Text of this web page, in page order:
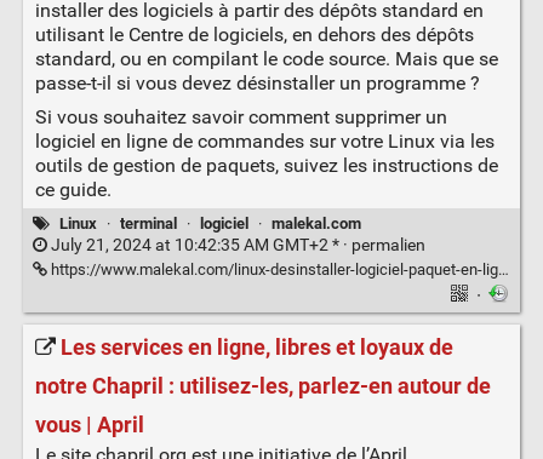
installer des logiciels à partir des dépôts standard en
utilisant le Centre de logiciels, en dehors des dépôts
standard, ou en compilant le code source. Mais que se
passe-t-il si vous devez désinstaller un programme ?
Si vous souhaitez savoir comment supprimer un
logiciel en ligne de commandes sur votre Linux via les
outils de gestion de paquets, suivez les instructions de
ce guide.
Linux · terminal · logiciel · malekal.com
July 21, 2024 at 10:42:35 AM GMT+2 * · permalien
https://www.malekal.com/linux-desinstaller-logiciel-paquet-en-ligne-la-ligne-de-commande/
·
Les services en ligne, libres et loyaux de
notre Chapril : utilisez-les, parlez-en autour de
vous | April
Le site chapril.org est une initiative de l’April